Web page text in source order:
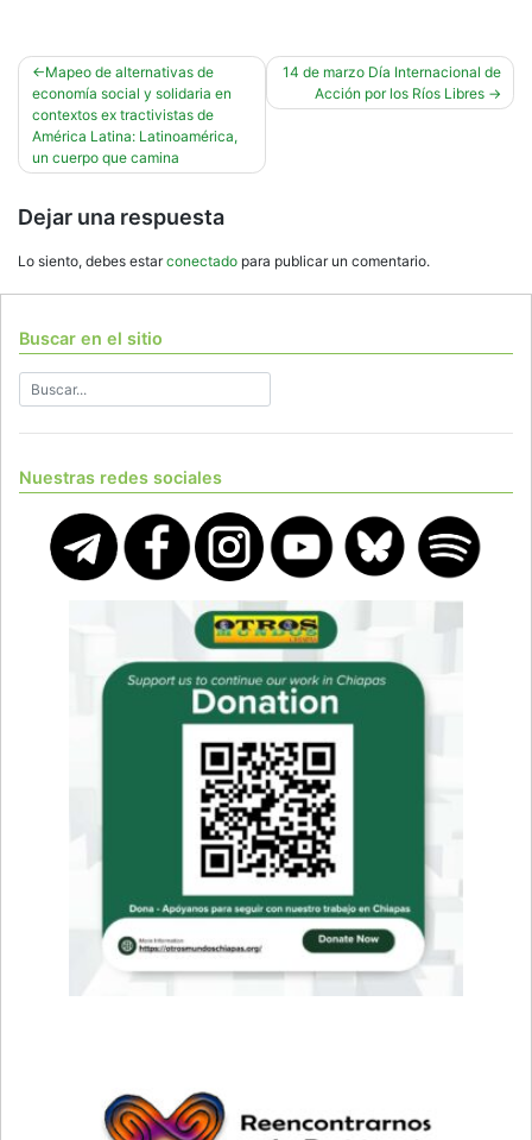
Navegación
de
entradas
Mapeo de alternativas de
economía social y solidaria en
contextos ex tractivistas de
América Latina: Latinoamérica,
un cuerpo que camina
14 de marzo Día Internacional de
Acción por los Ríos Libres
Dejar una respuesta
Lo siento, debes estarconectado para publicar un comentario.
Buscar en el sitio
Nuestras redes sociales